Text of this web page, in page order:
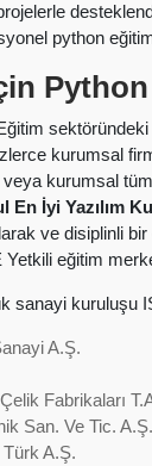
python
kurumsal
kurumsal tüm
En İyi Yazılım
ve disiplinli
eğitim
sanayi kuruluşu
A.Ş.
Fabrikaları
San. Ve Tic. A.Ş.
A.Ş.